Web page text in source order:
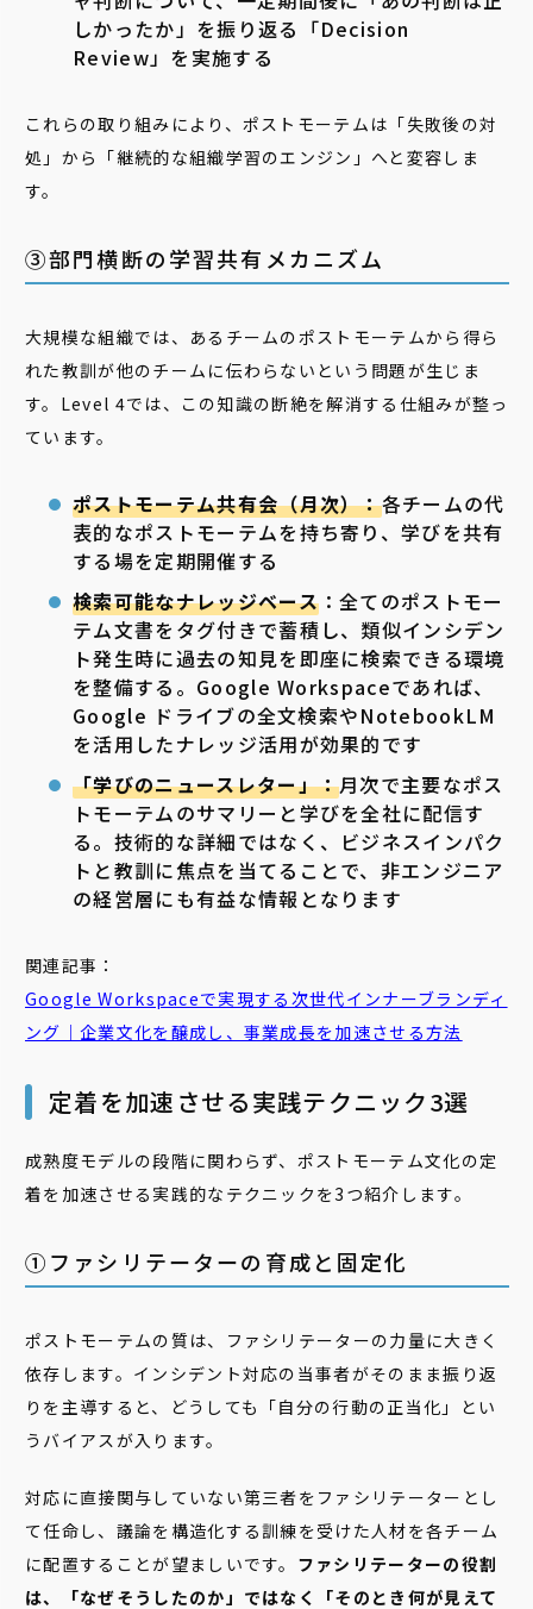
しかったか」を振り返る「Decision
Review」を実施する
これらの取り組みにより、ポストモーテムは「失敗後の対
処」から「継続的な組織学習のエンジン」へと変容しま
す。
③部門横断の学習共有メカニズム
大規模な組織では、あるチームのポストモーテムから得ら
れた教訓が他のチームに伝わらないという問題が生じま
す。Level 4では、この知識の断絶を解消する仕組みが整っ
ています。
ポストモーテム共有会（月次）：各チームの代
表的なポストモーテムを持ち寄り、学びを共有
する場を定期開催する
検索可能なナレッジベース：全てのポストモー
テム文書をタグ付きで蓄積し、類似インシデン
ト発生時に過去の知見を即座に検索できる環境
を整備する。Google Workspaceであれば、
Google ドライブの全文検索やNotebookLM
を活用したナレッジ活用が効果的です
「学びのニュースレター」：月次で主要なポス
トモーテムのサマリーと学びを全社に配信す
る。技術的な詳細ではなく、ビジネスインパク
トと教訓に焦点を当てることで、非エンジニア
の経営層にも有益な情報となります
関連記事：
Google Workspaceで実現する次世代インナーブランディ
ング｜企業文化を醸成し、事業成長を加速させる方法
定着を加速させる実践テクニック3選
成熟度モデルの段階に関わらず、ポストモーテム文化の定
着を加速させる実践的なテクニックを3つ紹介します。
➀ファシリテーターの育成と固定化
ポストモーテムの質は、ファシリテーターの力量に大きく
依存します。インシデント対応の当事者がそのまま振り返
りを主導すると、どうしても「自分の行動の正当化」とい
うバイアスが入ります。
対応に直接関与していない第三者をファシリテーターとし
て任命し、議論を構造化する訓練を受けた人材を各チーム
に配置することが望ましいです。 ファシリテーターの役割
は、「なぜそうしたのか」ではなく「そのとき何が見えて